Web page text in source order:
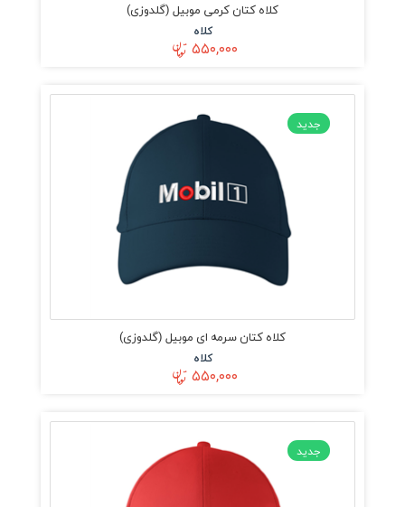
کلاه کتان کرمی موبیل (گلدوزی)
کلاه
۵۵۰,۰۰۰
جدید
کلاه کتان سرمه ای موبیل (گلدوزی)
کلاه
۵۵۰,۰۰۰
جدید